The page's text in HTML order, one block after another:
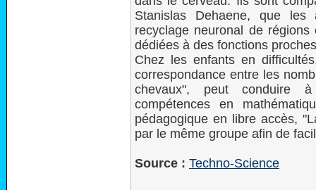
Stanislas Dehaene, que les
recyclage neuronal de
dédiées à des fonctions
Chez les enfants en
correspondance entre les
chevaux", peut conduire
compétences en
pédagogique en libre accès,
par le même groupe afin de
Source : Techno-Science